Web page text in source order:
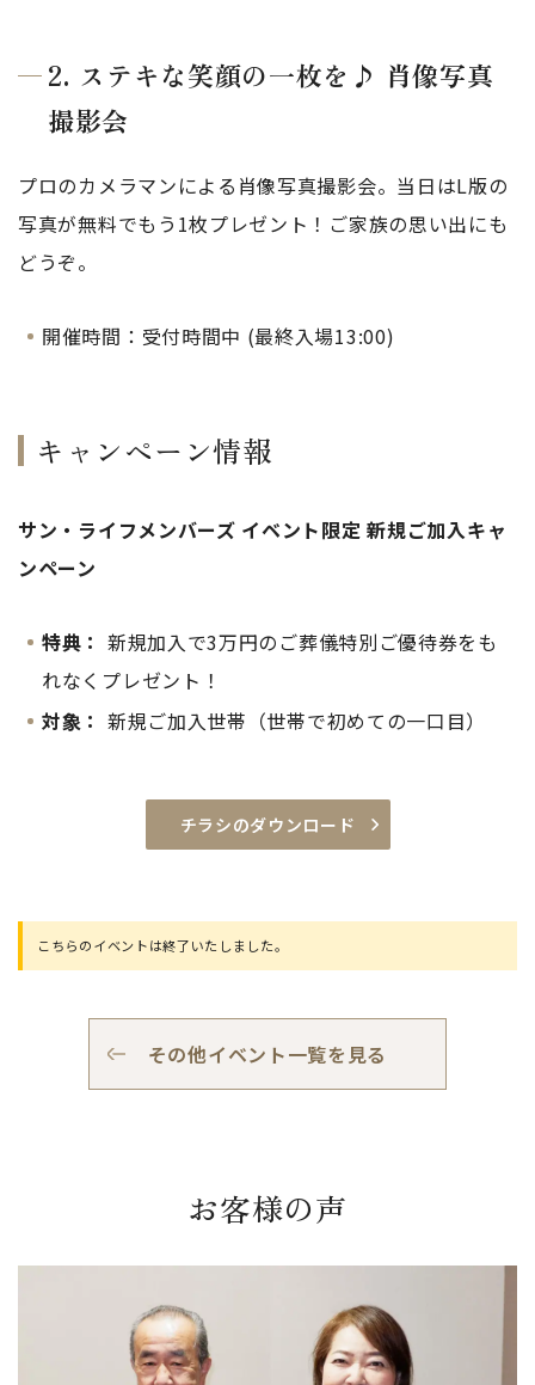
2. ステキな笑顔の一枚を♪ 肖像写真
撮影会
プロのカメラマンによる肖像写真撮影会。当日はL版の
写真が無料でもう1枚プレゼント！ご家族の思い出にも
どうぞ。
開催時間：受付時間中 (最終入場13:00)
キャンペーン情報
サン・ライフメンバーズ イベント限定 新規ご加入キャ
ンペーン
特典： 新規加入で3万円のご葬儀特別ご優待券をも
れなくプレゼント！
対象： 新規ご加入世帯（世帯で初めての一口目）
チラシのダウンロード
こちらのイベントは終了いたしました。
その他イベント一覧を見る
お客様の声